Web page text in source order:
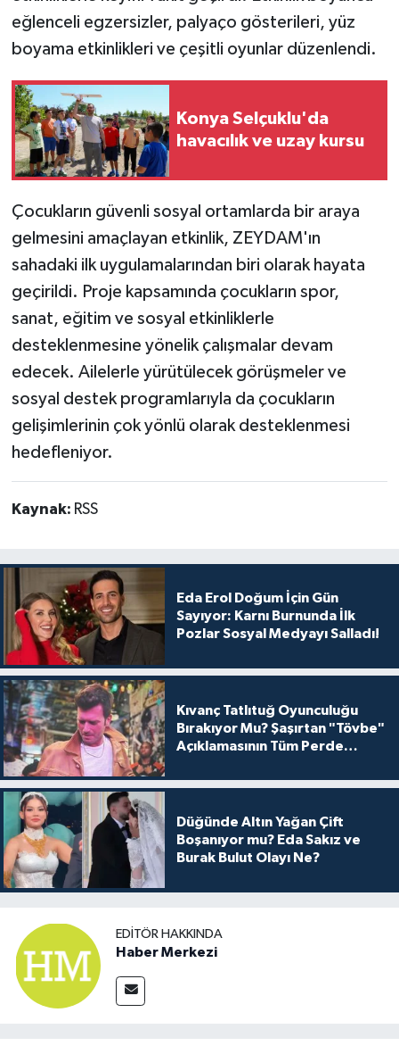
eğlenceli egzersizler, palyaço gösterileri, yüz
boyama etkinlikleri ve çeşitli oyunlar düzenlendi.
Konya Selçuklu'da
havacılık ve uzay kursu
Çocukların güvenli sosyal ortamlarda bir araya
gelmesini amaçlayan etkinlik, ZEYDAM'ın
sahadaki ilk uygulamalarından biri olarak hayata
geçirildi. Proje kapsamında çocukların spor,
sanat, eğitim ve sosyal etkinliklerle
desteklenmesine yönelik çalışmalar devam
edecek. Ailelerle yürütülecek görüşmeler ve
sosyal destek programlarıyla da çocukların
gelişimlerinin çok yönlü olarak desteklenmesi
hedefleniyor.
Kaynak: RSS
Eda Erol Doğum İçin Gün
Sayıyor: Karnı Burnunda İlk
Pozlar Sosyal Medyayı Salladı!
Kıvanç Tatlıtuğ Oyunculuğu
Bırakıyor Mu? Şaşırtan "Tövbe"
Açıklamasının Tüm Perde
Düğünde Altın Yağan Çift
Boşanıyor mu? Eda Sakız ve
Burak Bulut Olayı Ne?
EDITÖR HAKKINDA
Haber Merkezi